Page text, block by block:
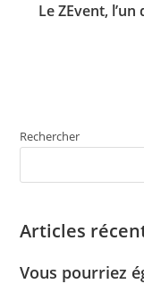
Le ZEvent,
Rechercher
Articles
Vous pourriez